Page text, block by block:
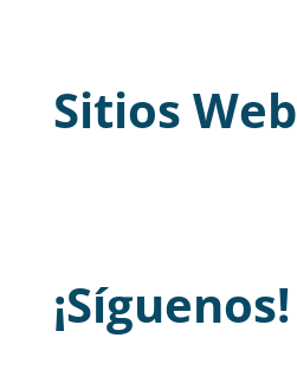
Sitios Web
¡Síguenos!